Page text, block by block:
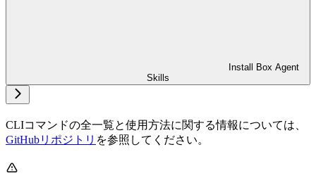
Install Box Agent
Skills
CLIコマンドの全一覧と使用方法に関する情報については、
GitHubリポジトリ を参照してください。